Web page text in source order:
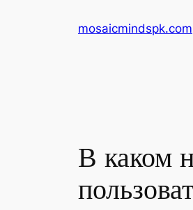
mosaicmindspk.com
В каком